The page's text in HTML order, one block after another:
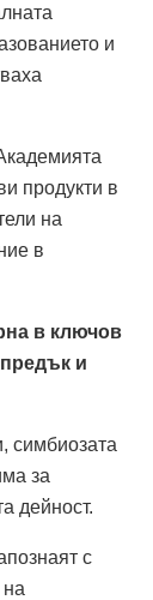
и
продукти в
на
в
в ключов
и
симбиозата
за
дейност.
с
на